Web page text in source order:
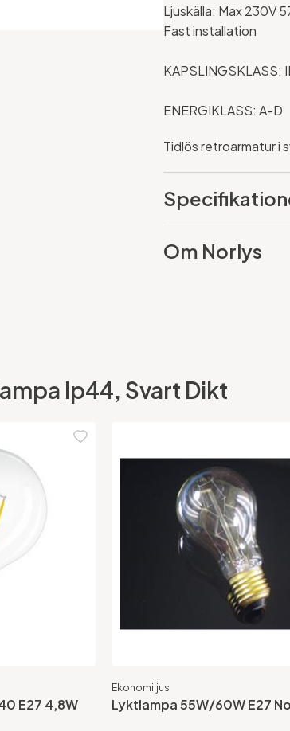
Ljuskälla: Max 230V
Fast installation
KAPSLINGSKLASS:
ENERGIKLASS: A-D
Tidlös retroarmatur i
Om Norlys
Ip44, Svart Dikt
E27 4,8W
Ekonomiljus
Lyktlampa 55W/60W E27